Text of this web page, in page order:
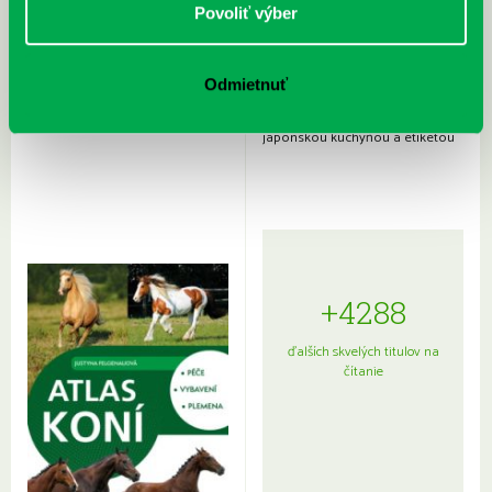
Povoliť výber
Odmietnuť
Rudź, Przemyslaw: Atlas hviezd:
Hardy, Paula: Japonsko na tanieri:
japonskou kuchyňou a etiketou
+4288
ďalších skvelých titulov na
čítanie